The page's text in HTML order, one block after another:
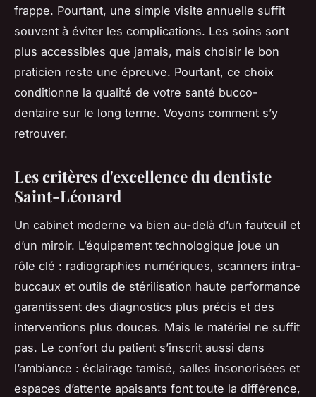
frappe. Pourtant, une simple visite annuelle suffit
souvent à éviter les complications. Les soins sont
plus accessibles que jamais, mais choisir le bon
praticien reste une épreuve. Pourtant, ce choix
conditionne la qualité de votre santé bucco-
dentaire sur le long terme. Voyons comment s’y
retrouver.
Les critères d'excellence du dentiste
Saint-Léonard
Un cabinet moderne va bien au-delà d’un fauteuil et
d’un miroir. L’équipement technologique joue un
rôle clé : radiographies numériques, scanners intra-
buccaux et outils de stérilisation haute performance
garantissent des diagnostics plus précis et des
interventions plus douces. Mais le matériel ne suffit
pas. Le confort du patient s’inscrit aussi dans
l’ambiance : éclairage tamisé, salles insonorisées et
espaces d’attente apaisants font toute la différence,